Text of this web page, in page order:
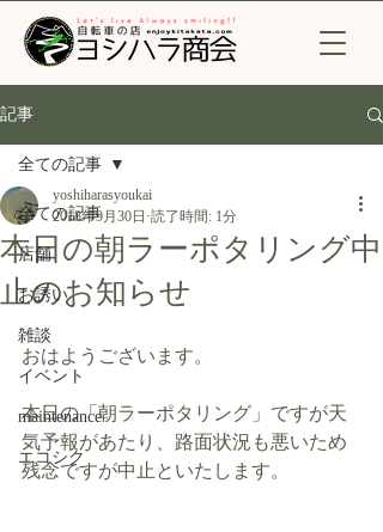
記事
全ての記事
店舗
お誘い
雑談
イベント
maintenance
エコシク
全ての記事
本日の朝ラーポタリング中
止のお知らせ
yoshiharasyoukai
2018年9月30日 読了時間: 1分
おはようございます。
本日の「朝ラーポタリング」ですが天
気予報があたり、路面状況も悪いため
残念ですが中止といたします。